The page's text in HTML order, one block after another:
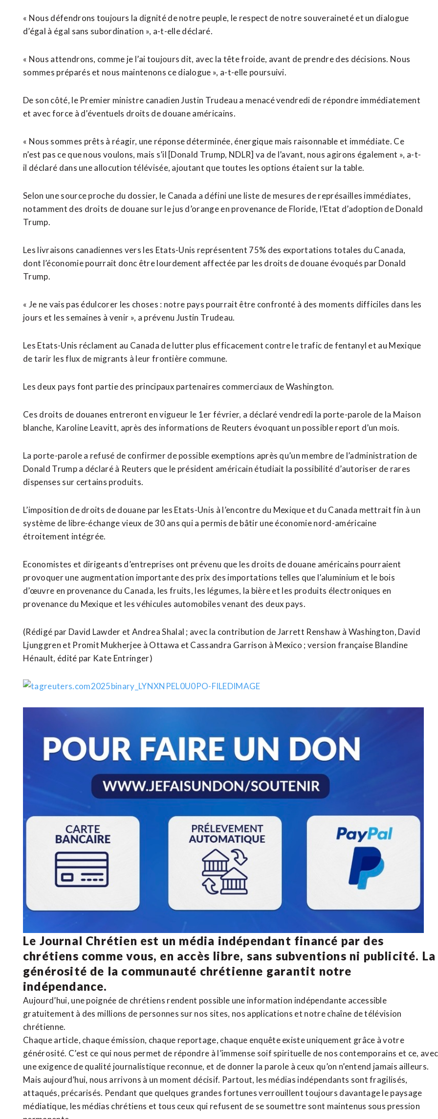
« Nous défendrons toujours la dignité de notre peuple, le respect de notre souveraineté et un dialogue
d’égal à égal sans subordination », a-t-elle déclaré.
« Nous attendrons, comme je l’ai toujours dit, avec la tête froide, avant de prendre des décisions. Nous
sommes préparés et nous maintenons ce dialogue », a-t-elle poursuivi.
De son côté, le Premier ministre canadien Justin Trudeau a menacé vendredi de répondre immédiatement
et avec force à d’éventuels droits de douane américains.
« Nous sommes prêts à réagir, une réponse déterminée, énergique mais raisonnable et immédiate. Ce
n’est pas ce que nous voulons, mais s’il [Donald Trump, NDLR] va de l’avant, nous agirons également », a-t-
il déclaré dans une allocution télévisée, ajoutant que toutes les options étaient sur la table.
Selon une source proche du dossier, le Canada a défini une liste de mesures de représailles immédiates,
notamment des droits de douane sur le jus d’orange en provenance de Floride, l’Etat d’adoption de Donald
Trump.
Les livraisons canadiennes vers les Etats-Unis représentent 75% des exportations totales du Canada,
dont l’économie pourrait donc être lourdement affectée par les droits de douane évoqués par Donald
Trump.
« Je ne vais pas édulcorer les choses : notre pays pourrait être confronté à des moments difficiles dans les
jours et les semaines à venir », a prévenu Justin Trudeau.
Les Etats-Unis réclament au Canada de lutter plus efficacement contre le trafic de fentanyl et au Mexique
de tarir les flux de migrants à leur frontière commune.
Les deux pays font partie des principaux partenaires commerciaux de Washington.
Ces droits de douanes entreront en vigueur le 1er février, a déclaré vendredi la porte-parole de la Maison
blanche, Karoline Leavitt, après des informations de Reuters évoquant un possible report d’un mois.
La porte-parole a refusé de confirmer de possible exemptions après qu’un membre de l’administration de
Donald Trump a déclaré à Reuters que le président américain étudiait la possibilité d’autoriser de rares
dispenses sur certains produits.
L’imposition de droits de douane par les Etats-Unis à l’encontre du Mexique et du Canada mettrait fin à un
système de libre-échange vieux de 30 ans qui a permis de bâtir une économie nord-américaine
étroitement intégrée.
Economistes et dirigeants d’entreprises ont prévenu que les droits de douane américains pourraient
provoquer une augmentation importante des prix des importations telles que l’aluminium et le bois
d’œuvre en provenance du Canada, les fruits, les légumes, la bière et les produits électroniques en
provenance du Mexique et les véhicules automobiles venant des deux pays.
(Rédigé par David Lawder et Andrea Shalal ; avec la contribution de Jarrett Renshaw à Washington, David
Ljunggren et Promit Mukherjee à Ottawa et Cassandra Garrison à Mexico ; version française Blandine
Hénault, édité par Kate Entringer)
Le Journal Chrétien est un média indépendant financé par des
chrétiens comme vous, en accès libre, sans subventions ni publicité. La
générosité de la communauté chrétienne garantit notre
indépendance.
Aujourd’hui, une poignée de chrétiens rendent possible une information indépendante accessible
gratuitement à des millions de personnes sur nos sites, nos applications et notrechaîne de télévision
chrétienne.
Chaque article, chaque émission, chaque reportage, chaque enquête existe uniquement grâce à votre
générosité. C’est ce qui nous permet de répondre à l’immense soif spirituelle de nos contemporains et ce, avec
une exigence de qualité journalistique reconnue, et de donner la parole à ceux qu’on n’entend jamais ailleurs.
Mais aujourd’hui, nous arrivons à un moment décisif. Partout, les médias indépendants sont fragilisés,
attaqués, précarisés. Pendant que quelques grandes fortunes verrouillent toujours davantage le paysage
médiatique, les médias chrétiens et tous ceux qui refusent de se soumettre sont maintenus sous pression